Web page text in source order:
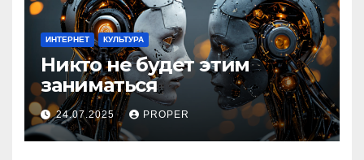
ИНТЕРНЕТ КУЛЬТУРА
Никто не будет этим
заниматься
24.07.2025 PROPER